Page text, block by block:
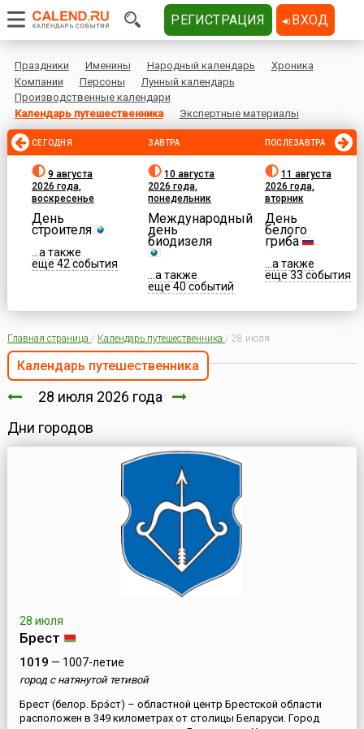
Праздники Именины Народный календарь
Хроника
Компании
Персоны
Лунный календарь
Производственные календари
Календарь путешественника
Экспертные материалы
СЕГОДНЯ
9 августа
2026 года,
воскресенье
День
строителя
...а также
еще 42 события
ЗАВТРА
10 августа
2026 года,
понедельник
Международный
день
биодизеля
...а также
еще 40 событий
ПОСЛЕЗАВТРА
11 августа
2026 года,
вторник
День
белого
гриба
...а также
еще 33 события
Главная страница / Календарь путешественника / 28 июля
Календарь путешественника
28 июля 2026 года
Дни городов
28 июля
Брест
1019 — 1007-летие
город с натянутой тетивой
Брест (белор. Брэ́ст) – областной центр Брестской области
расположен в 349 километрах от столицы Беларуси. Город
РЕГИСТРАЦИЯ ВХОД